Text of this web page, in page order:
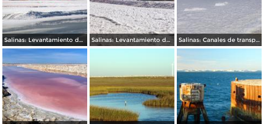
Salinas: Levantamiento de sal de los vasos salinificadores Salinas: Levantamiento de sal de los vasos salinificadores Salinas: Canales de transportación de agua marina